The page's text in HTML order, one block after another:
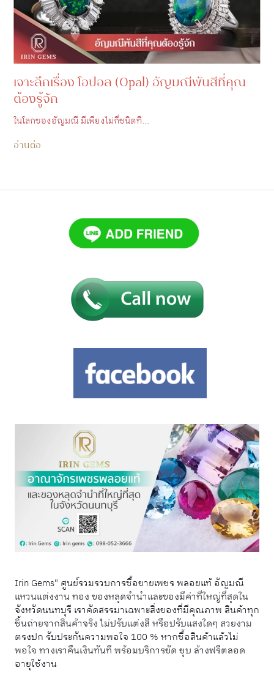
เจาะลึกเรื่อง โอปอล (Opal) อัญมณีพันสีที่คุณ
ต้องรู้จัก
ในโลกของอัญมณี มีเพียงไม่กี่ชนิดที…
อ่านต่อ
Irin Gems" ศูนย์รวมรวบการซื้อขายเพชร พลอยแท้ อัญมณี
แหวนแต่งงาน ทอง ของหลุดจำนำและของมีค่าที่ใหญ่ที่สุดใน
จังหวัดนนทบุรี เราคัดสรรมาเฉพาะสิ่งของที่มีคุณภาพ สินค้าทุก
ชิ้นถ่ายจากสินค้าจริง ไม่ปรับแต่งสี หรือปรับแสงใดๆ สวยงาม
ตรงปก รับประกันความพอใจ 100 % หากซื้อสินค้าแล้วไม่
พอใจ ทางเราคืนเงินทันที พร้อมบริการขัด ชุบ ล้างฟรีตลอด
อายุใช้งาน